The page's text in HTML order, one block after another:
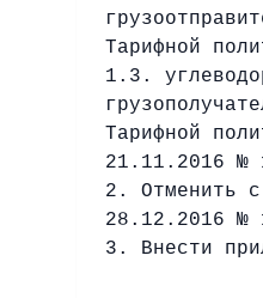
Тарифной
1.3.
Тарифной
21.11.2016 №
2. Отменить с
28.12.2016 №
3. Внести